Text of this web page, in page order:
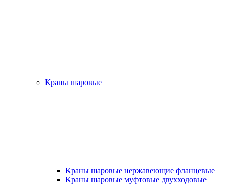
Краны шаровые
Краны шаровые нержавеющие фланцевые
Краны шаровые муфтовые двухходовые